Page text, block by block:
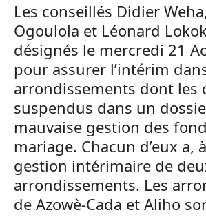
Les conseillés Didier
Ogoulola et Léonard
désignés le mercredi 21
pour assurer l’intérim
arrondissements dont les
suspendus dans un
mauvaise gestion des
mariage. Chacun d’eux a,
gestion intérimaire de
arrondissements. Les
de Azowè-Cada et Aliho